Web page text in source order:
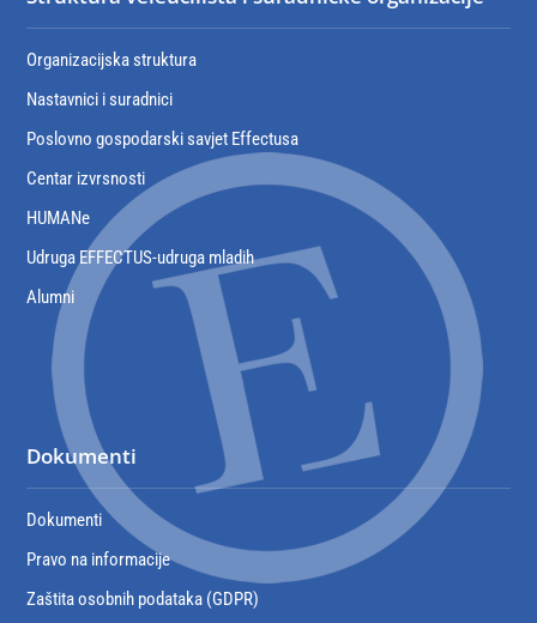
Organizacijska struktura
Nastavnici i suradnici
Poslovno gospodarski savjet Effectusa
Centar izvrsnosti
HUMANe
Udruga EFFECTUS-udruga mladih
Alumni
Dokumenti
Dokumenti
Pravo na informacije
Zaštita osobnih podataka (GDPR)